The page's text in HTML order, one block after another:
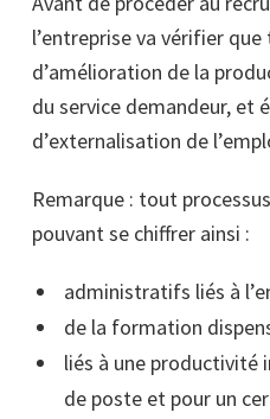
l’entreprise va vérifier
d’amélioration de la
du service demandeur, et
d’externalisation de
Remarque : tout
pouvant se chiffrer ainsi :
administratifs liés à
de la formation
liés à une productivité
de poste et pour un